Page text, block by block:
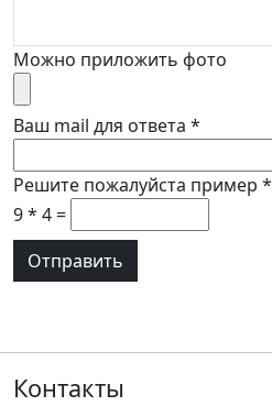
Можно приложить фото
Ваш mail для ответа *
Решите пожалуйста пример *
9 * 4 =
Контакты